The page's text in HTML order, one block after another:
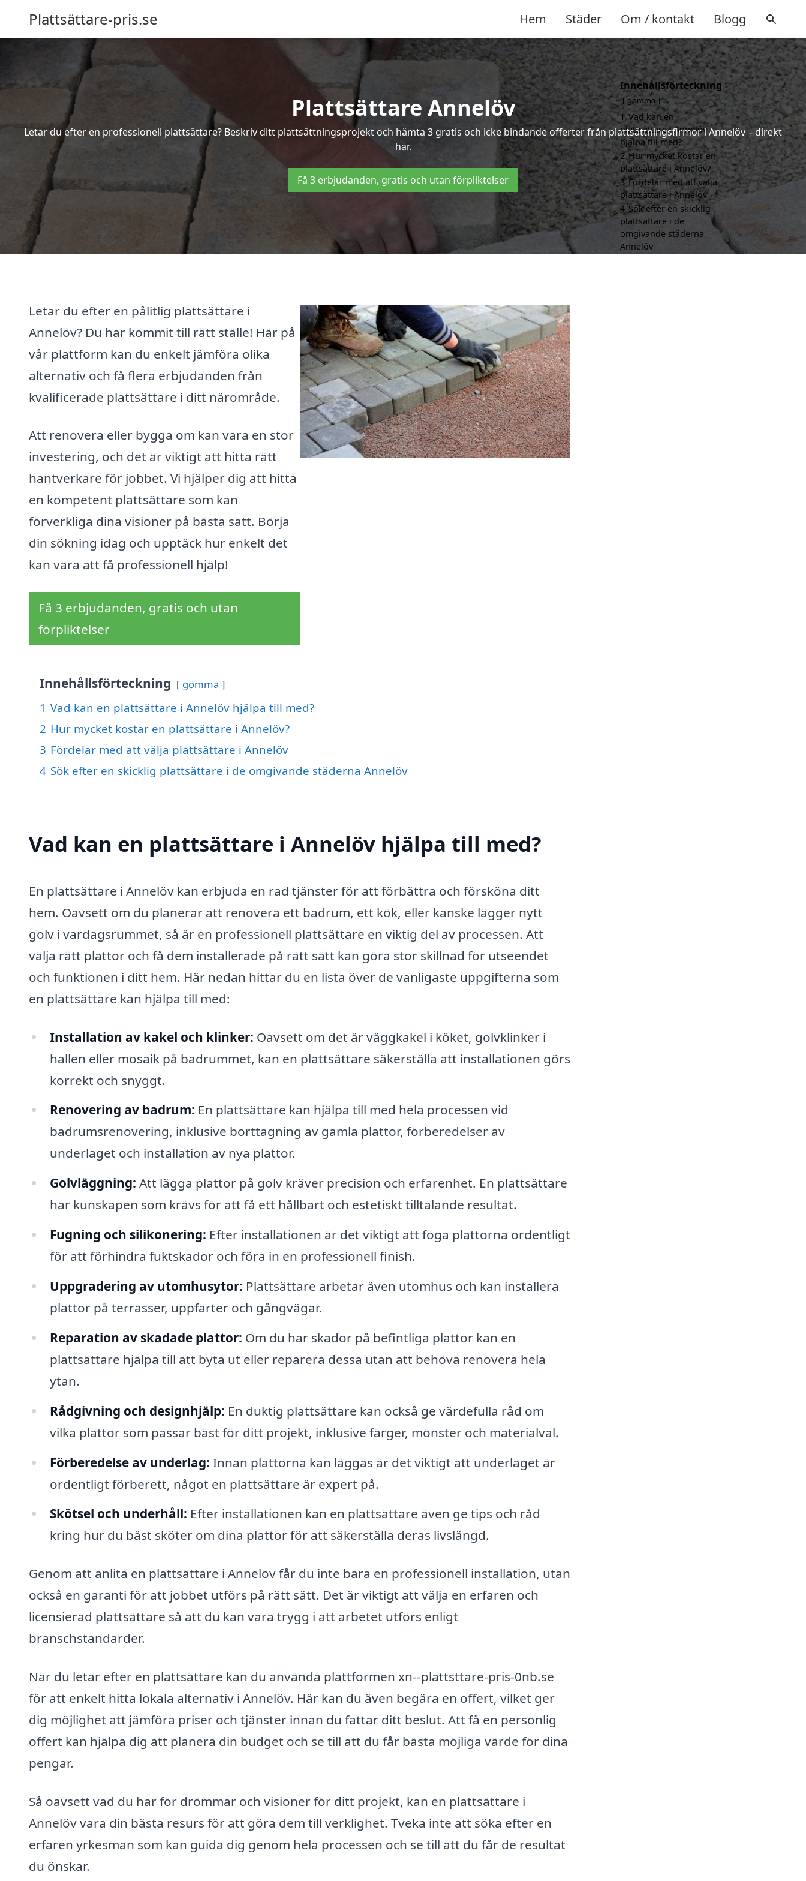
Plattsättare-pris.se Hem Städer Om / kontakt Blogg
Plattsättare Annelöv
Letar du efter en professionell plattsättare? Beskriv ditt plattsättningsprojekt och hämta 3 gratis och icke bindande offerter från plattsättningsfirmor i Annelöv – direkt
här.
Få 3 erbjudanden, gratis och utan förpliktelser
Letar du efter en pålitlig plattsättare i
Annelöv? Du har kommit till rätt ställe! Här på
vår plattform kan du enkelt jämföra olika
alternativ och få flera erbjudanden från
kvalificerade plattsättare i ditt närområde.
Att renovera eller bygga om kan vara en stor
investering, och det är viktigt att hitta rätt
hantverkare för jobbet. Vi hjälper dig att hitta
en kompetent plattsättare som kan
förverkliga dina visioner på bästa sätt. Börja
din sökning idag och upptäck hur enkelt det
kan vara att få professionell hjälp!
Få 3 erbjudanden, gratis och utan
förpliktelser
Innehållsförteckning gömma
1 Vad kan en plattsättare i Annelöv hjälpa till med?
2 Hur mycket kostar en plattsättare i Annelöv?
3 Fördelar med att välja plattsättare i Annelöv
4 Sök efter en skicklig plattsättare i de omgivande städerna Annelöv
Vad kan en plattsättare i Annelöv hjälpa till med?
En plattsättare i Annelöv kan erbjuda en rad tjänster för att förbättra och försköna ditt
hem. Oavsett om du planerar att renovera ett badrum, ett kök, eller kanske lägger nytt
golv i vardagsrummet, så är en professionell plattsättare en viktig del av processen. Att
välja rätt plattor och få dem installerade på rätt sätt kan göra stor skillnad för utseendet
och funktionen i ditt hem. Här nedan hittar du en lista över de vanligaste uppgifterna som
en plattsättare kan hjälpa till med:
Installation av kakel och klinker: Oavsett om det är väggkakel i köket, golvklinker i
hallen eller mosaik på badrummet, kan en plattsättare säkerställa att installationen görs
korrekt och snyggt.
Renovering av badrum: En plattsättare kan hjälpa till med hela processen vid
badrumsrenovering, inklusive borttagning av gamla plattor, förberedelser av
underlaget och installation av nya plattor.
Golvläggning: Att lägga plattor på golv kräver precision och erfarenhet. En plattsättare
har kunskapen som krävs för att få ett hållbart och estetiskt tilltalande resultat.
Fugning och silikonering: Efter installationen är det viktigt att foga plattorna ordentligt
för att förhindra fuktskador och föra in en professionell finish.
Uppgradering av utomhusytor: Plattsättare arbetar även utomhus och kan installera
plattor på terrasser, uppfarter och gångvägar.
Reparation av skadade plattor: Om du har skador på befintliga plattor kan en
plattsättare hjälpa till att byta ut eller reparera dessa utan att behöva renovera hela
ytan.
Rådgivning och designhjälp: En duktig plattsättare kan också ge värdefulla råd om
vilka plattor som passar bäst för ditt projekt, inklusive färger, mönster och materialval.
Förberedelse av underlag: Innan plattorna kan läggas är det viktigt att underlaget är
ordentligt förberett, något en plattsättare är expert på.
Skötsel och underhåll: Efter installationen kan en plattsättare även ge tips och råd
kring hur du bäst sköter om dina plattor för att säkerställa deras livslängd.
Genom att anlita en plattsättare i Annelöv får du inte bara en professionell installation, utan
också en garanti för att jobbet utförs på rätt sätt. Det är viktigt att välja en erfaren och
licensierad plattsättare så att du kan vara trygg i att arbetet utförs enligt
branschstandarder.
När du letar efter en plattsättare kan du använda plattformen xn--plattsttare-pris-0nb.se
för att enkelt hitta lokala alternativ i Annelöv. Här kan du även begära en offert, vilket ger
dig möjlighet att jämföra priser och tjänster innan du fattar ditt beslut. Att få en personlig
offert kan hjälpa dig att planera din budget och se till att du får bästa möjliga värde för dina
pengar.
Så oavsett vad du har för drömmar och visioner för ditt projekt, kan en plattsättare i
Annelöv vara din bästa resurs för att göra dem till verklighet. Tveka inte att söka efter en
erfaren yrkesman som kan guida dig genom hela processen och se till att du får de resultat
du önskar.
Innehållsförteckning
gömma
1 Vad kan en
plattsättare i Annelöv
hjälpa till med?
2 Hur mycket kostar en
plattsättare i Annelöv?
3 Fördelar med att välja
plattsättare i Annelöv
4 Sök efter en skicklig
plattsättare i de
omgivande städerna
Annelöv